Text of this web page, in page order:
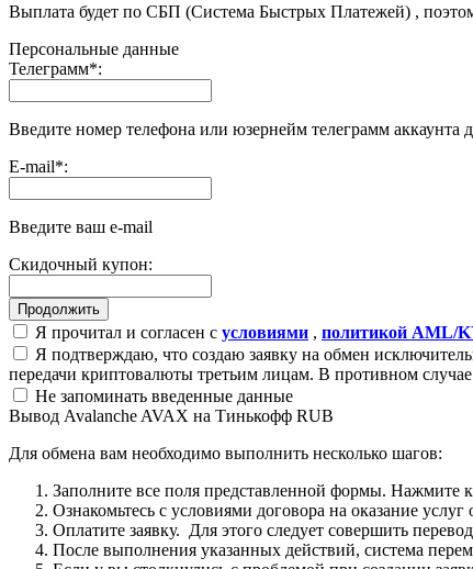
Выплата будет по СБП (Система Быстрых Платежей) ,
Персональные данные
Телеграмм*:
Введите номер телефона или юзернейм телеграмм аккаунта
E-mail*:
Введите ваш e-mail
Скидочный купон:
Я прочитал и согласен с условиями , политикой AML/
Я подтверждаю, что создаю заявку на обмен
передачи криптовалюты третьим лицам. В противном
Не запоминать введенные данные
Вывод Avalanche AVAX на Тинькофф RUB
Для обмена вам необходимо выполнить несколько шагов:
Заполните все поля представленной формы. Нажмите
Ознакомьтесь с условиями договора на оказание
Оплатите заявку. Для этого следует совершить
После выполнения указанных действий, система